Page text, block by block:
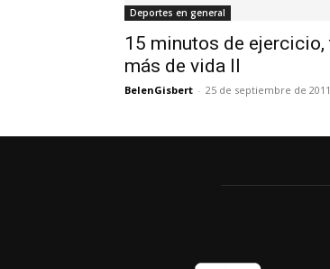
Deportes en general
15 minutos de ejercicio,
más de vida II
BelenGisbert - 25 de septiembre de 2011